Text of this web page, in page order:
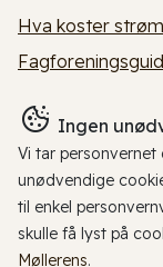
Hva koster
Ingen
Vi tar
unødvendige
til enkel
skulle få lyst på
Møllerens.